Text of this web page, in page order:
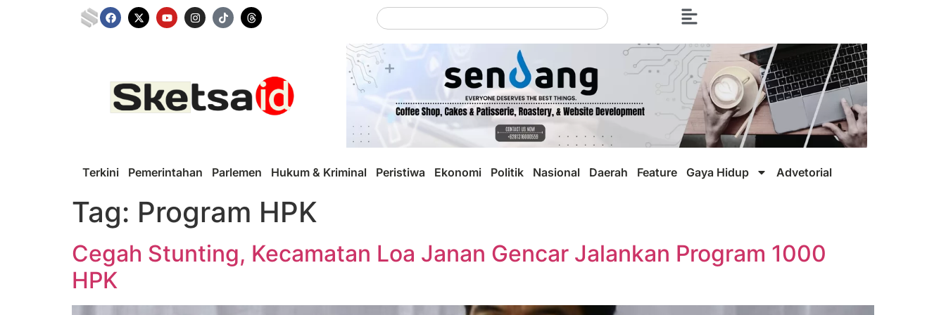
Terkini Pemerintahan Parlemen Hukum & Kriminal Peristiwa Ekonomi Politik Nasional Daerah Feature Gaya Hidup Advetorial
Tag: Program HPK
Cegah Stunting, Kecamatan Loa Janan Gencar Jalankan Program 1000
HPK